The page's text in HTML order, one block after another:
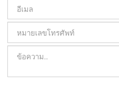
ติดตามความรู้เรื่องอสังหาริมทรัพย์ ได้ที่
tiktok : อสังหาชิ้นโบว์แดง
https://vm.tiktok.com/ZMjPjQ37p/
www.emperorlandgroup.com
#อสังหาชิ้นโบว์แดงนายหน้าอสังหา